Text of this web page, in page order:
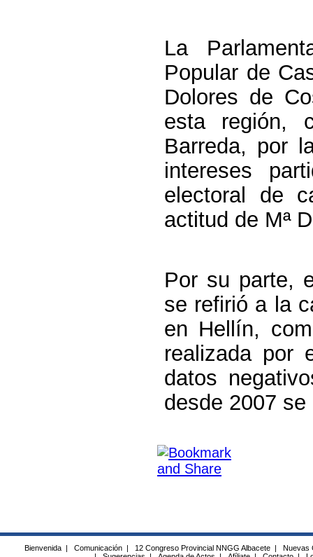
La
Popular de
Dolores de
esta región,
Barreda, por
intereses
electoral de
actitud de Mª
Por su parte,
se refirió a la
en Hellín,
realizada por
datos
desde 2007
Bienvenida | Comunicación | 12 Congreso Provincial NNGG Albacete |
Nuevas